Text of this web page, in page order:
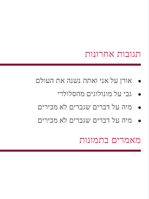
תגובות אחרונות
אורן על אני ואתה נשנה את העולם
גבי על מונולוגים מהסלולרי
מיה על דברים שגברים לא מכירים
מיה על דברים שגברים לא מכירים
מאמרים בתמונות